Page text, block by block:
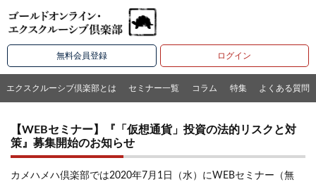
無料会員登録 ログイン
エクスクルーシブ倶楽部とは セミナー一覧 コラム 特集 よくある質問
【WEBセミナー】『「仮想通貨」投資の法的リスクと対
策』募集開始のお知らせ
カメハメハ倶楽部では2020年7月1日（水）にWEBセミナー（無